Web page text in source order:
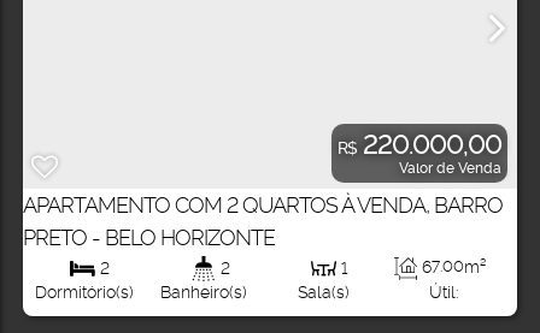
R$ 220.000,00
Valor de Venda
APARTAMENTO COM 2 QUARTOS À VENDA, BARRO
PRETO - BELO HORIZONTE
2
Dormitório(s)
2
Banheiro(s)
1
Sala(s)
Útil:
67.00m²